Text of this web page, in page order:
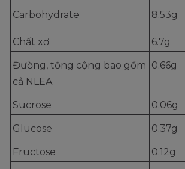
Carbohydrate 8.53g
Chất xơ 6.7g
Đường, tổng cộng bao gồm
cả NLEA
0.66g
Sucrose 0.06g
Glucose 0.37g
Fructose 0.12g